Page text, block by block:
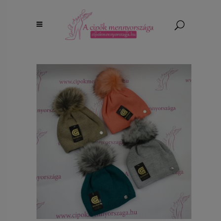
Majd legközelebb, most nem érek rá.
1% KEDVEZMÉNY
PÖRGESS ÉS NYERJ!!
SZERENCSÉT PRÓBÁLOK!
Napi egy pörgetés
A kuponkód csak egyszer használható fel!